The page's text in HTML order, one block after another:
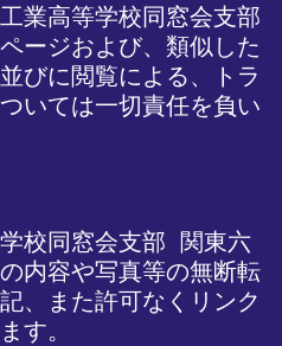
業高等学校同窓会支部
ージおよび、類似した
びに閲覧による、トラ
いては一切責任を負い
校同窓会支部 関東六
内容や写真等の無断転
、また許可なくリンク
す。